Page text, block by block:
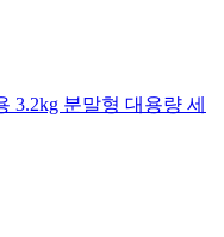
3.2kg 분말형 대용량 세